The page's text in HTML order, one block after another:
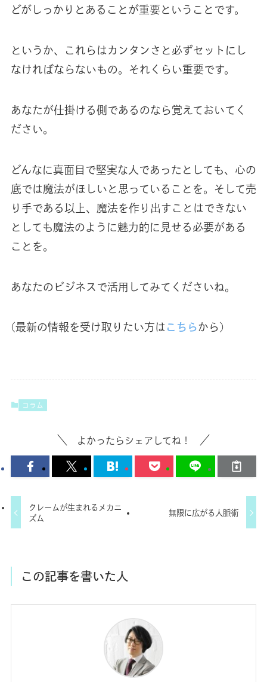
どがしっかりとあることが重要ということです。
というか、これらはカンタンさと必ずセットにし
なければならないもの。それくらい重要です。
あなたが仕掛ける側であるのなら覚えておいてく
ださい。
どんなに真面目で堅実な人であったとしても、心の
底では魔法がほしいと思っていることを。そして売
り手である以上、魔法を作り出すことはできない
としても魔法のように魅力的に見せる必要がある
ことを。
あなたのビジネスで活用してみてくださいね。
(最新の情報を受け取りたい方は こちら から)
コラム
よかったらシェアしてね！
クレームが生まれるメカニ
ズム
無限に広がる人脈術
この記事を書いた人